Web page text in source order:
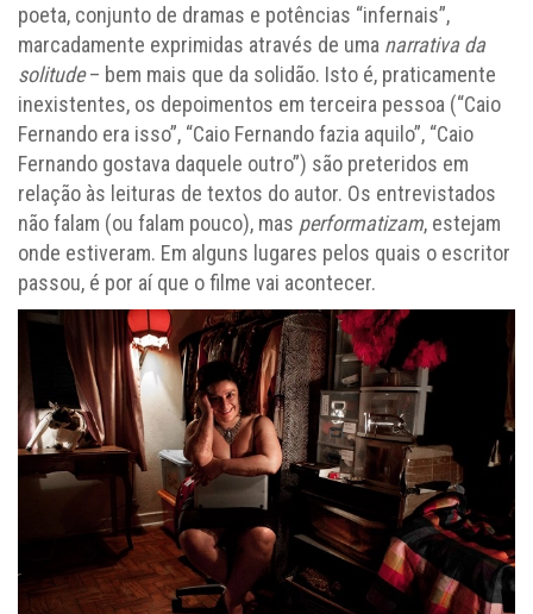
poeta, conjunto de dramas e potências “infernais”,
marcadamente exprimidas através de uma narrativa da
solitude– bem mais que da solidão. Isto é, praticamente
inexistentes, os depoimentos em terceira pessoa (“Caio
Fernando era isso”, “Caio Fernando fazia aquilo”, “Caio
Fernando gostava daquele outro”) são preteridos em
relação às leituras de textos do autor. Os entrevistados
não falam (ou falam pouco), mas performatizam, estejam
onde estiveram. Em alguns lugares pelos quais o escritor
passou, é por aí que o filme vai acontecer.